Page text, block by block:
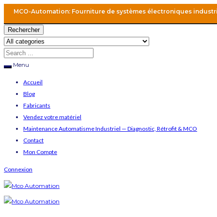
MCO-Automation: Fourniture de systèmes électroniques
Rechercher
Menu
Accueil
Blog
Fabricants
Vendez votre matériel
Maintenance Automatisme Industriel — Diagnostic, Rétrofit & MCO
Contact
Mon Compte
Connexion